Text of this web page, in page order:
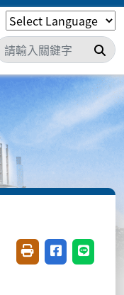
搜
友善列印(開新視窗)
分享至臉書(
分享至